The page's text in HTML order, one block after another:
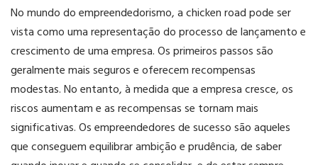
No mundo do empreendedorismo, a chicken road pode ser
vista como uma representação do processo de lançamento e
crescimento de uma empresa. Os primeiros passos são
geralmente mais seguros e oferecem recompensas
modestas. No entanto, à medida que a empresa cresce, os
riscos aumentam e as recompensas se tornam mais
significativas. Os empreendedores de sucesso são aqueles
que conseguem equilibrar ambição e prudência, de saber